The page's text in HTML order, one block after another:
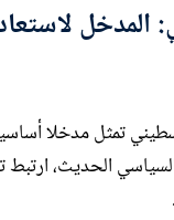
المدخل
تمثل مدخلا
كما تطور في الفكر السياسي